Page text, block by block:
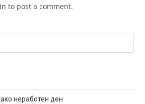
to post a comment.
неработен ден